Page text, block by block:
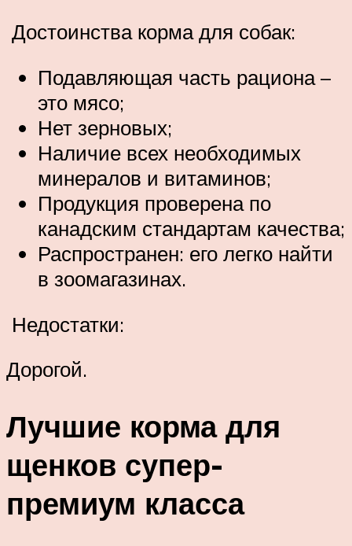
Достоинства корма для собак:
Подавляющая часть рациона –
это мясо;
Нет зерновых;
Наличие всех необходимых
минералов и витаминов;
Продукция проверена по
канадским стандартам качества;
Распространен: его легко найти
в зоомагазинах.
Недостатки:
Дорогой.
Лучшие корма для
щенков супер-
премиум класса